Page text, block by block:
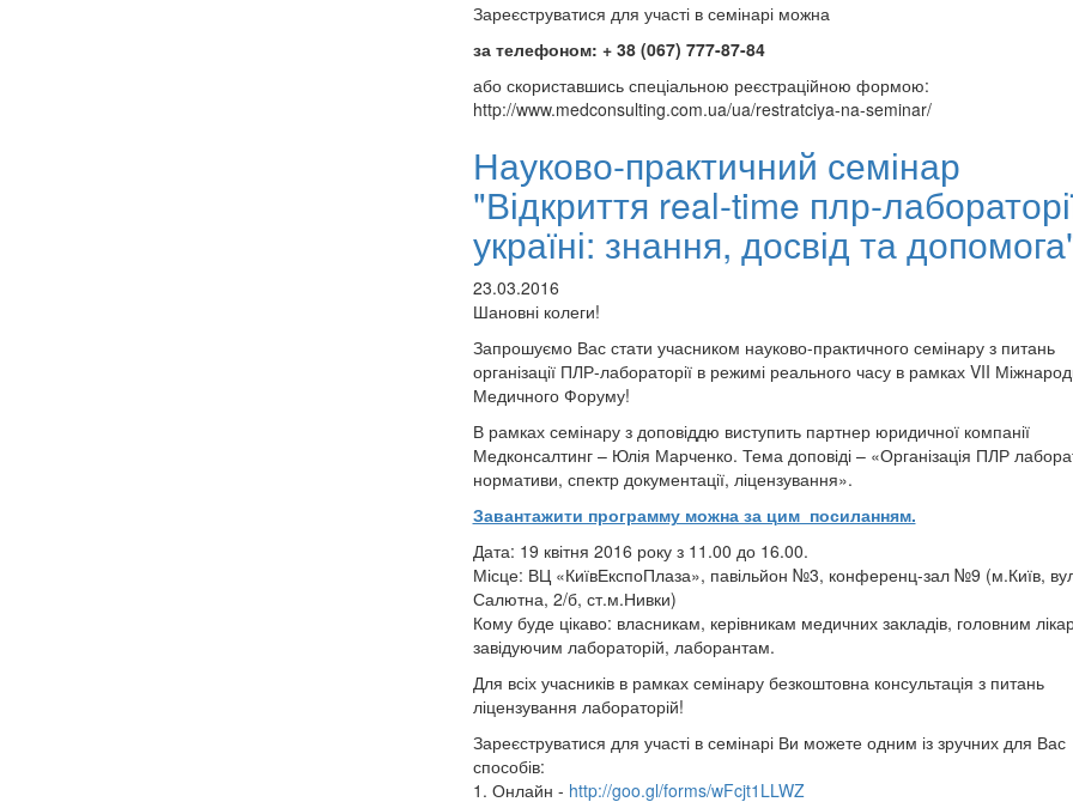
Зареєструватися для участі в семінарі можна
за телефоном: + 38 (067) 777-87-84
або скориставшись спеціальною реєстраційною формою:
http://www.medconsulting.com.ua/ua/restratciya-na-seminar/
Науково-практичний семінар
"Відкриття real-time плр-
україні: знання, досвід та
23.03.2016
Шановні колеги!
Запрошуємо Вас стати учасником науково-практичного семінару з питань
організації ПЛР-лабораторії в режимі реального часу в рамках VII
Медичного Форуму!
В рамках семінару з доповіддю виступить партнер юридичної компанії
Медконсалтинг – Юлія Марченко. Тема доповіді – «Організація ПЛР
нормативи, спектр документації, ліцензування».
Завантажити программу можна за цим посиланням.
Дата: 19 квітня 2016 року з 11.00 до 16.00.
Місце: ВЦ «КиївЕкспоПлаза», павільйон №3, конференц-зал №9 (м.Київ,
Салютна, 2/б, ст.м.Нивки)
Кому буде цікаво: власникам, керівникам медичних закладів, головним
завідуючим лабораторій, лаборантам.
Для всіх учасників в рамках семінару безкоштовна консультація з питань
ліцензування лабораторій!
Зареєструватися для участі в семінарі Ви можете одним із зручних для Вас
способів:
1. Онлайн - http://goo.gl/forms/wFcjt1LLWZ